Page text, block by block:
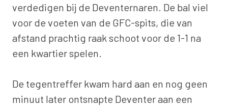
verdedigen bij de Deventernaren. De bal viel
voor de voeten van de GFC-spits, die van
afstand prachtig raak schoot voor de 1-1 na
een kwartier spelen.
De tegentreffer kwam hard aan en nog geen
minuut later ontsnapte Deventer aan een